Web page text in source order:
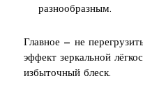
разнообразным.
Главное — не
эффект зеркальной
избыточный блеск.